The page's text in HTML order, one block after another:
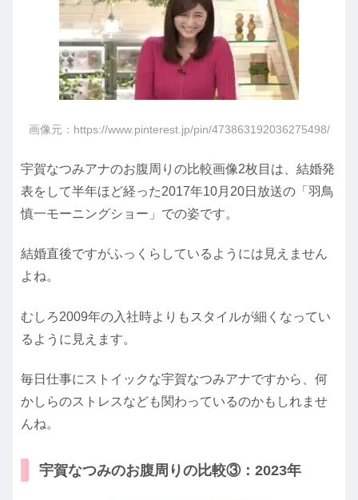
画像元：https://www.pinterest.jp/pin/473863192036275498/
宇賀なつみアナのお腹周りの比較画像2枚目は、結婚発
表をして半年ほど経った2017年10月20日放送の「羽鳥
慎一モーニングショー」での姿です。
結婚直後ですがふっくらしているようには見えません
よね。
むしろ2009年の入社時よりもスタイルが細くなってい
るように見えます。
毎日仕事にストイックな宇賀なつみアナですから、何
かしらのストレスなども関わっているのかもしれませ
んね。
宇賀なつみのお腹周りの比較③：2023年